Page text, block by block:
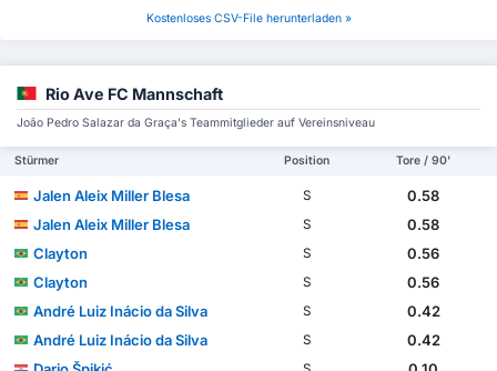
Kostenloses CSV-File herunterladen »
Rio Ave FC Mannschaft
João Pedro Salazar da Graça's Teammitglieder auf Vereinsniveau
Stürmer Position Tore / 90'
Jalen Aleix Miller Blesa S
0.58
Jalen Aleix Miller Blesa
S
0.58
Clayton
S
0.56
Clayton
S
0.56
André Luiz Inácio da Silva
S
0.42
André Luiz Inácio da Silva
S
0.42